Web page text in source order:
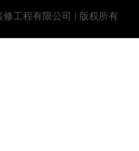
修工程有限公司 | 版权所有